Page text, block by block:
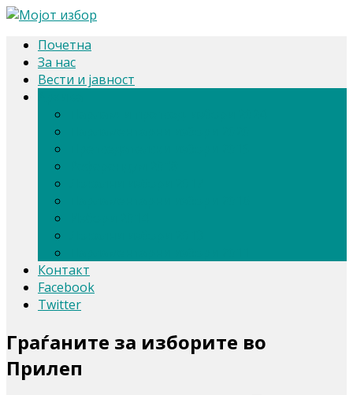
Почетна
За нас
Вести и јавност
Контакт
Facebook
Twitter
Граѓаните за изборите во
Прилеп